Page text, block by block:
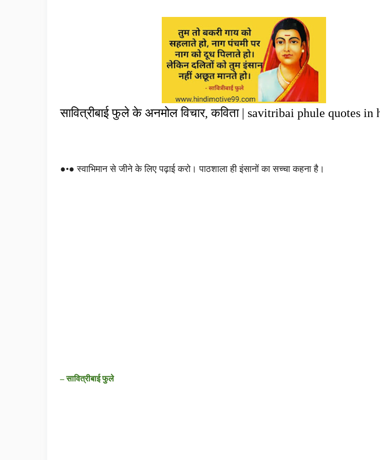
सावित्रीबाई फुले के अनमोल विचार, कविता | savitribai phule quotes in
●•● स्वाभिमान से जीने के लिए पढ़ाई करो। पाठशाला ही इंसानों का सच्चा कहना है।
– सावित्रीबाई फुले